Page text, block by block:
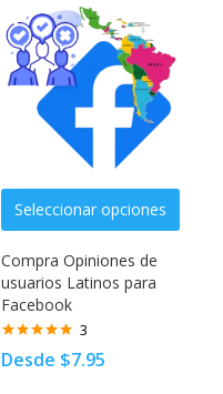
Seleccionar opciones
Compra Opiniones de
usuarios Latinos para
Facebook
5.00de 5
3
Desde $7.95